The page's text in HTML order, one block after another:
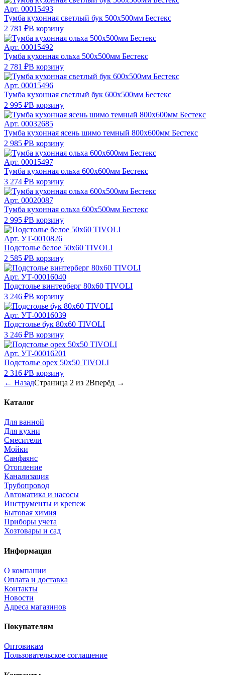
Арт. 00015493
Тумба кухонная светлый бук 500х500мм Бестекс
2 781 ₽В корзину
Арт. 00015492
Тумба кухонная ольха 500х500мм Бестекс
2 781 ₽В корзину
Арт. 00015496
Тумба кухонная светлый бук 600х500мм Бестекс
2 995 ₽В корзину
Арт. 00032685
Тумба кухонная ясень шимо темный 800х600мм Бестекс
2 985 ₽В корзину
Арт. 00015497
Тумба кухонная ольха 600х600мм Бестекс
3 274 ₽В корзину
Арт. 00020087
Тумба кухонная ольха 600х500мм Бестекс
2 995 ₽В корзину
Арт. УТ-0010826
Подстолье белое 50х60 TIVOLI
2 585 ₽В корзину
Арт. УТ-00016040
Подстолье винтерберг 80х60 TIVOLI
3 246 ₽В корзину
Арт. УТ-00016039
Подстолье бук 80х60 TIVOLI
3 246 ₽В корзину
Арт. УТ-00016201
Подстолье орех 50х50 TIVOLI
2 316 ₽В корзину
← НазадСтраница 2 из 2Вперёд →
Каталог
Для ванной
Для кухни
Смесители
Мойки
Санфаянс
Отопление
Канализация
Трубопровод
Автоматика и насосы
Инструменты и крепеж
Бытовая химия
Приборы учета
Хозтовары и сад
Информация
О компании
Оплата и доставка
Контакты
Новости
Адреса магазинов
Покупателям
Оптовикам
Пользовательское соглашение